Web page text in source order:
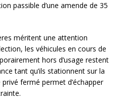
passible d’une amende de 35
méritent une attention
les véhicules en cours de
hors d’usage restent
tant qu’ils stationnent sur la
fermé permet d’échapper